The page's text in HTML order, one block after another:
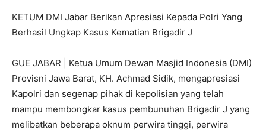
KETUM DMI Jabar Berikan Apresiasi Kepada Polri Yang
Berhasil Ungkap Kasus Kematian Brigadir J
GUE JABAR | Ketua Umum Dewan Masjid Indonesia (DMI)
Provisni Jawa Barat, KH. Achmad Sidik, mengapresiasi
Kapolri dan segenap pihak di kepolisian yang telah
mampu membongkar kasus pembunuhan Brigadir J yang
melibatkan beberapa oknum perwira tinggi, perwira